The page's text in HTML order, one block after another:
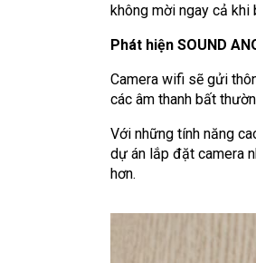
không mời ngay cả khi
Phát hiện SOUND
Camera wifi sẽ gửi
các âm thanh bất
Với những tính năng
dự án lắp đặt camera
hơn.